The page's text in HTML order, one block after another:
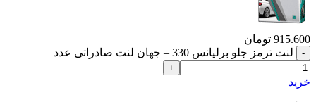
915.600 تومان
لنت ترمز جلو برلیانس 330 – جهان لنت صادراتی عدد
خرید